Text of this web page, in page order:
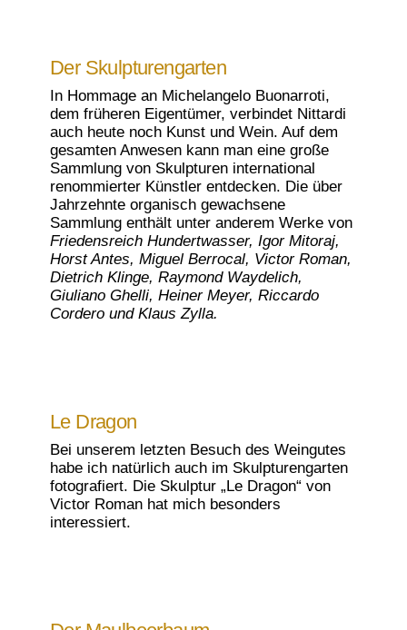
Der Skulpturengarten
In Hommage an Michelangelo Buonarroti,
dem früheren Eigentümer, verbindet Nittardi
auch heute noch Kunst und Wein. Auf dem
gesamten Anwesen kann man eine große
Sammlung von Skulpturen international
renommierter Künstler entdecken. Die über
Jahrzehnte organisch gewachsene
Sammlung enthält unter anderem Werke von
Friedensreich Hundertwasser, Igor Mitoraj,
Horst Antes, Miguel Berrocal, Victor Roman,
Dietrich Klinge, Raymond Waydelich,
Giuliano Ghelli, Heiner Meyer, Riccardo
Cordero und Klaus Zylla.
Le Dragon
Bei unserem letzten Besuch des Weingutes
habe ich natürlich auch im Skulpturengarten
fotografiert. Die Skulptur „Le Dragon“ von
Victor Roman hat mich besonders
interessiert.